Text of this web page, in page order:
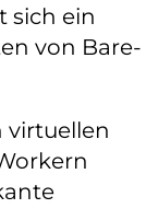
sich ein
von Bare-
virtuellen